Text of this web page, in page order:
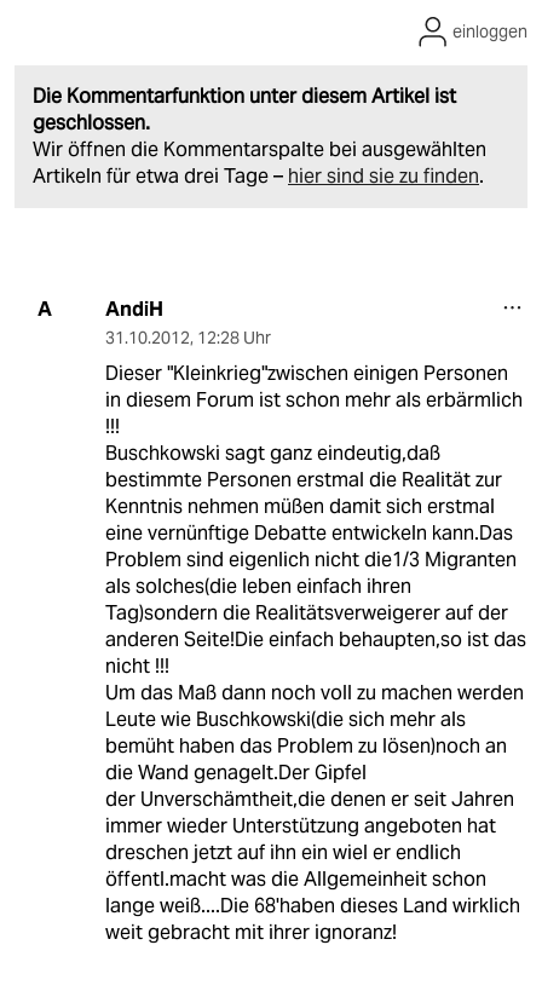
Die Kommentarfunktion unter diesem Artikel ist
geschlossen.
Wir öffnen die Kommentarspalte bei ausgewählten
Artikeln für etwa drei Tage – hier sind sie zu finden.
einloggen
A AndiH
31.10.2012, 12:28 Uhr
Dieser "Kleinkrieg"zwischen einigen Personen
in diesem Forum ist schon mehr als erbärmlich
!!!
Buschkowski sagt ganz eindeutig,daß
bestimmte Personen erstmal die Realität zur
Kenntnis nehmen müßen damit sich erstmal
eine vernünftige Debatte entwickeln kann.Das
Problem sind eigenlich nicht die1/3 Migranten
als solches(die leben einfach ihren
Tag)sondern die Realitätsverweigerer auf der
anderen Seite!Die einfach behaupten,so ist das
nicht !!!
Um das Maß dann noch voll zu machen werden
Leute wie Buschkowski(die sich mehr als
bemüht haben das Problem zu lösen)noch an
die Wand genagelt.Der Gipfel
der Unverschämtheit,die denen er seit Jahren
immer wieder Unterstützung angeboten hat
dreschen jetzt auf ihn ein wiel er endlich
öffentl.macht was die Allgemeinheit schon
lange weiß....Die 68'haben dieses Land wirklich
weit gebracht mit ihrer ignoranz!